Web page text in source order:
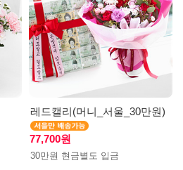
레드캘리(머니_서울_30만원)
77,700원
30만원 현금별도 입금